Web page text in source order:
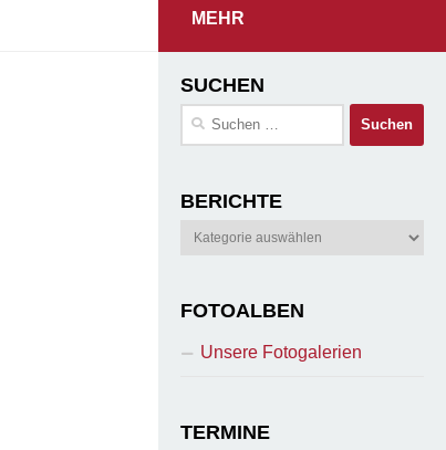
MEHR
SUCHEN
Suchen
BERICHTE
Berichte
FOTOALBEN
Unsere Fotogalerien
TERMINE